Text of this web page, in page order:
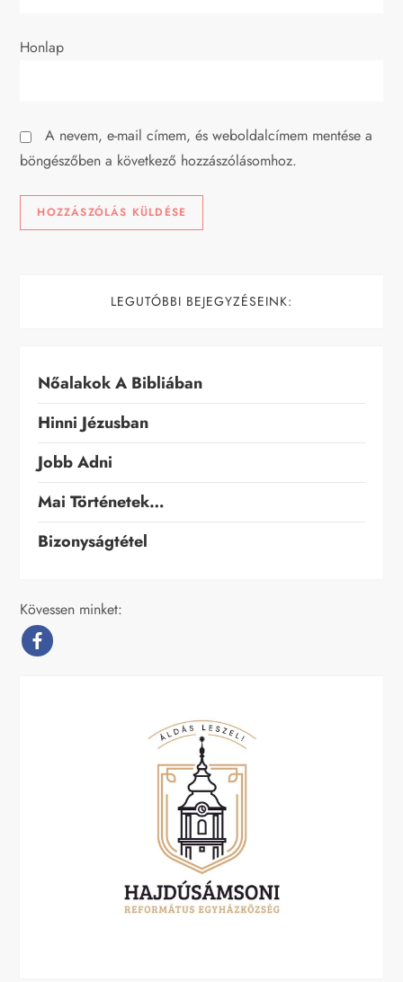
i
Honlap
A nevem, e-mail címem, és weboldalcímem mentése a
böngészőben a következő hozzászólásomhoz.
LEGUTÓBBI BEJEGYZÉSEINK:
Nőalakok A Bibliában
Hinni Jézusban
Jobb Adni
Mai Történetek…
Bizonyságtétel
Kövessen minket: